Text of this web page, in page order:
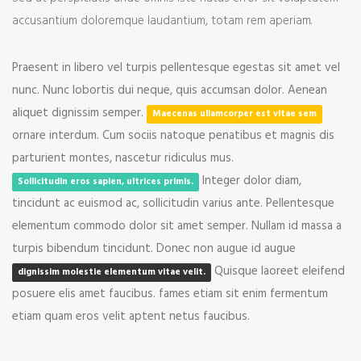
accusantium doloremque laudantium, totam rem aperiam.
Praesent in libero vel turpis pellentesque egestas sit amet vel
nunc. Nunc lobortis dui neque, quis accumsan dolor. Aenean
aliquet dignissim semper.
Maecenas ullamcorper est vitae sem
ornare interdum. Cum sociis natoque penatibus et magnis dis
parturient montes, nascetur ridiculus mus.
Sollicitudin eros sapien, ultrices primis. Integer dolor diam,
tincidunt ac euismod ac, sollicitudin varius ante. Pellentesque
elementum commodo dolor sit amet semper. Nullam id massa a
turpis bibendum tincidunt. Donec non augue id augue
dignissim molestie elementum vitae velit. Quisque laoreet eleifend
posuere elis amet faucibus. fames etiam sit enim fermentum
etiam quam eros velit aptent netus faucibus.